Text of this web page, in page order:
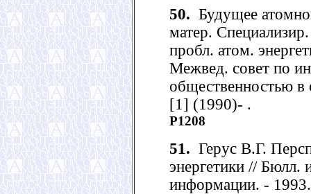
50. Будущее
матер.
пробл. атом.
Межвед. совет по
общественностью
[1] (1990)- .
Р1208
51. Герус В.Г.
энергетики // Бюлл.
информации. -